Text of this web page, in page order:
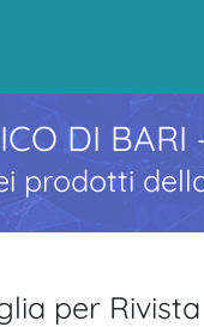
DI BARI
prodotti
per Rivista